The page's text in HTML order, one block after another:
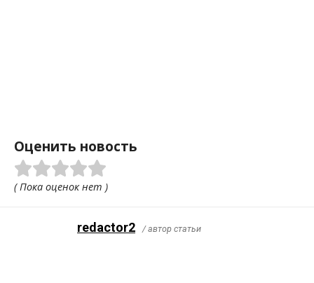
Оценить новость
( Пока оценок нет )
redactor2 / автор статьи